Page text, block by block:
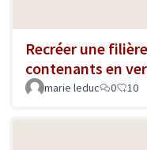
Recréer une
contenants en
marie leduc 0 10